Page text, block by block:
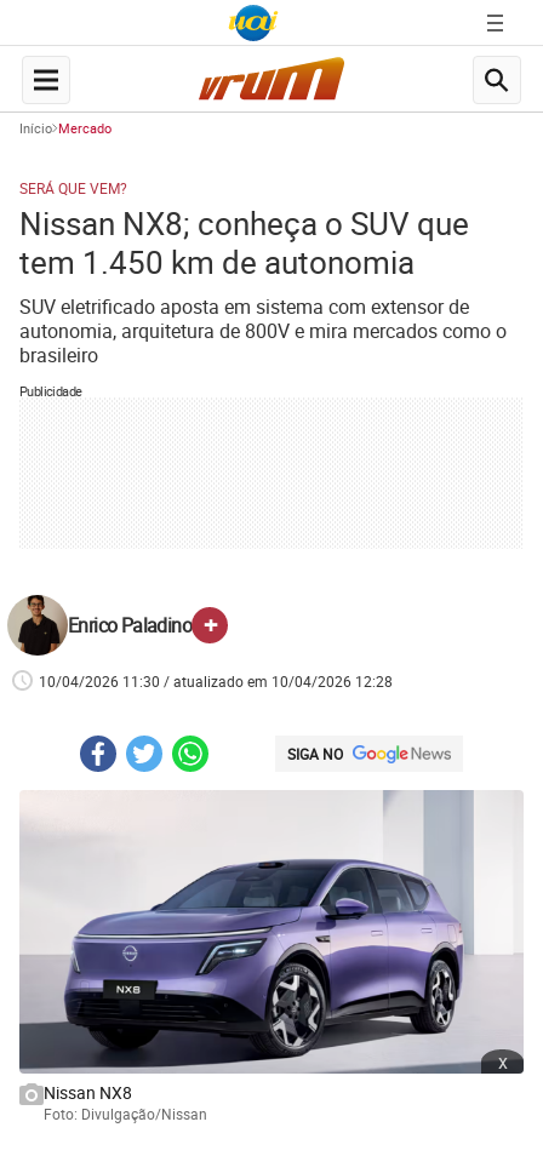
Início Mercado
SERÁ QUE VEM?
Nissan NX8; conheça o SUV que
tem 1.450 km de autonomia
SUV eletrificado aposta em sistema com extensor de
autonomia, arquitetura de 800V e mira mercados como o
brasileiro
Publicidade
Enrico Paladino +
10/04/2026 11:30 / atualizado em 10/04/2026 12:28
SIGA NO
x
Nissan NX8
Foto: Divulgação/Nissan